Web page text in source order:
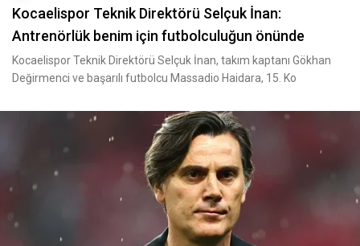
Kocaelispor Teknik Direktörü Selçuk İnan:
Antrenörlük benim için futbolculuğun önünde
Kocaelispor Teknik Direktörü Selçuk İnan, takım kaptanı Gökhan
Değirmenci ve başarılı futbolcu Massadio Haidara, 15. Ko